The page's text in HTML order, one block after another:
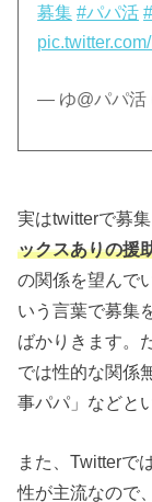
募集 #パパ活
— ゆ@パパ活
実はtwitterで募
ックスありの援
の関係を望んで
いう言葉で募集
ばかりきます。
では性的な関係
事パパ」などと
また、Twitterで
性が主流なので